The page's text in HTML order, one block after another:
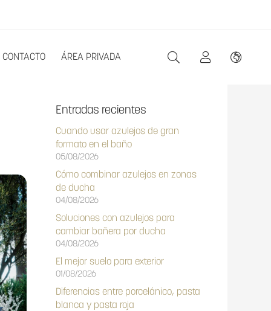
CONTACTO ÁREA PRIVADA
Entradas recientes
Cuando usar azulejos de gran
formato en el baño
05/08/2026
Cómo combinar azulejos en zonas
de ducha
04/08/2026
Soluciones con azulejos para
cambiar bañera por ducha
04/08/2026
El mejor suelo para exterior
01/08/2026
Diferencias entre porcelánico, pasta
blanca y pasta roja